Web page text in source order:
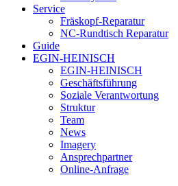
Service
Fräskopf-Reparatur
NC-Rundtisch Reparatur
Guide
EGIN-HEINISCH
EGIN-HEINISCH
Geschäftsführung
Soziale Verantwortung
Struktur
Team
News
Imagery
Ansprechpartner
Online-Anfrage